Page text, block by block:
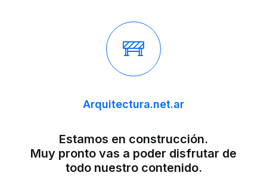
Arquitectura.net.ar
Estamos en construcción.
Muy pronto vas a poder disfrutar de
todo nuestro contenido.